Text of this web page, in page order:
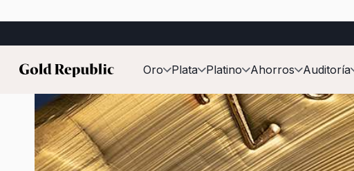
Oro Plata Platino Ahorros Auditoría
Publicado el:29 de abril de 2026